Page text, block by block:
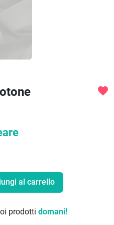
favorite
al carrello
prodotti domani!